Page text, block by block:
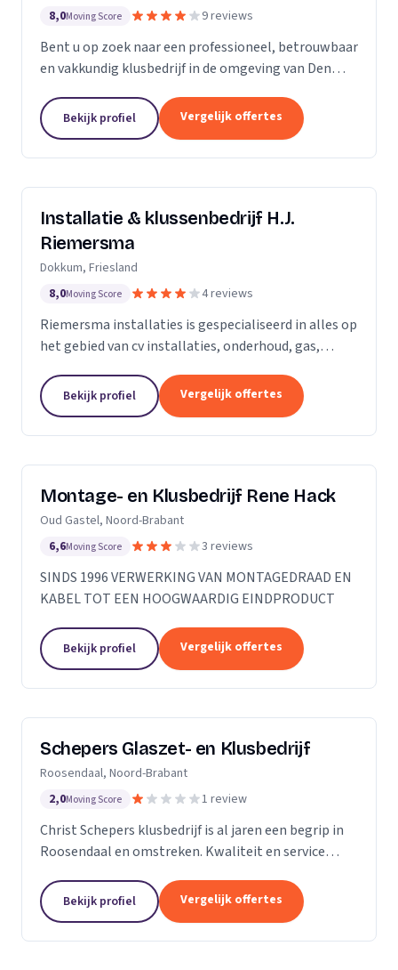
8,0Moving Score 9 reviews
Bent u op zoek naar een professioneel, betrouwbaar
en vakkundig klusbedrijf in de omgeving van Den
zowel particulieren als bedrijven kunnen wij...
Bekijk profiel Vergelijk offertes
Installatie & klussenbedrijf H.J.
Riemersma
Dokkum, Friesland
8,0Moving Score 4 reviews
Riemersma installaties is gespecialiseerd in alles op
het gebied van cv installaties, onderhoud, gas,
kleine klussen, onderhoud en elektra.
Bekijk profiel Vergelijk offertes
Montage- en Klusbedrijf Rene Hack
Oud Gastel, Noord-Brabant
6,6Moving Score 3 reviews
SINDS 1996 VERWERKING VAN MONTAGEDRAAD EN
KABEL TOT EEN HOOGWAARDIG EINDPRODUCT
Bekijk profiel Vergelijk offertes
Schepers Glaszet- en Klusbedrijf
Roosendaal, Noord-Brabant
2,0Moving Score 1 review
Christ Schepers klusbedrijf is al jaren een begrip in
Roosendaal en omstreken. Kwaliteit en service
grote tevredenheid onder onze klanten. Of het nu...
Bekijk profiel Vergelijk offertes